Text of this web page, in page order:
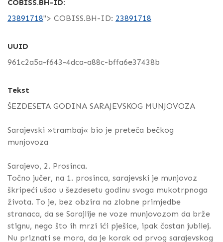
COBISS.BH-ID:
23891718"> COBISS.BH-ID: 23891718
UUID
961c2a5a-f643-4dca-a88c-bffa6e37438b
Tekst
ŠEZDESETA GODINA SARAJEVSKOG MUNJOVOZA
Sarajevski »trambaj« bio je preteča bečkog
munjovoza
Sarajevo, 2. Prosinca.
Točno jučer, na 1. prosinca, sarajevski je munjovoz
škripeći ušao u šezdesetu godinu svoga mukotrpnoga
života. To je, bez obzira na zlobne primjedbe
stranaca, da se Sarajlije ne voze munjovozom da brže
stignu, nego što ih mrzi ići pješice, ipak častan jubilej.
Nu priznati se mora, da je korak od prvog sarajevskog